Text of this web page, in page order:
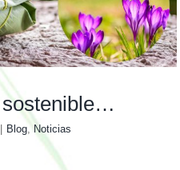
sostenible…
Blog, Noticias